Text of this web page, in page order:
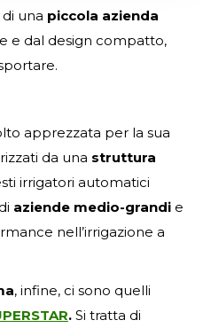
una piccola azienda
e dal design compatto,
apprezzata per la sua
da una struttura
irrigatori automatici
aziende medio-grandi e
nell’irrigazione a
, infine, ci sono quelli
. Si tratta di